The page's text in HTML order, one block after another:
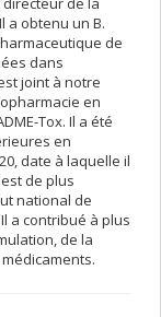
a obtenu un B.
de
dans
joint à notre
en
Tox. Il a été
en
date à laquelle il
de plus
national de
a contribué à plus
de la